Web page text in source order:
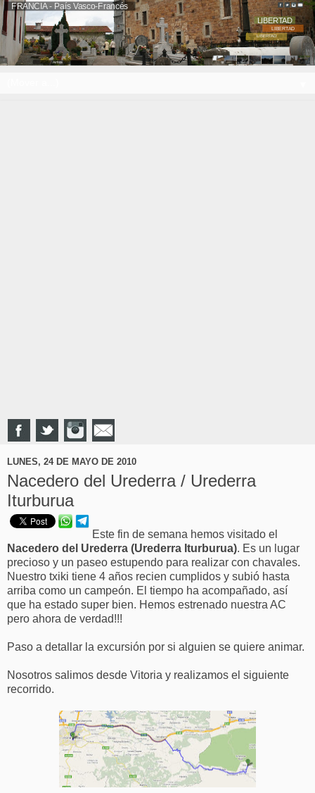
FRANCIA - País Vasco-Francés
Ainhoa
LIBERTAD
LIBERTAD
LIBERTAD
LUNES, 24 DE MAYO DE 2010
Nacedero del Urederra / Urederra
Iturburua
Este fin de semana hemos visitado el
Nacedero del Urederra (Urederra Iturburua). Es un lugar
precioso y un paseo estupendo para realizar con chavales.
Nuestro txiki tiene 4 años recien cumplidos y subió hasta
arriba como un campeón. El tiempo ha acompañado, así
que ha estado super bien. Hemos estrenado nuestra AC
pero ahora de verdad!!!
Paso a detallar la excursión por si alguien se quiere animar.
Nosotros salimos desde Vitoria y realizamos el siguiente
recorrido.